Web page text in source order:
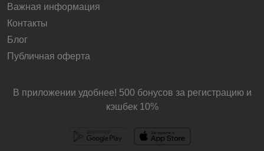
Важная информация
Контакты
Блог
Публичная оферта
В приложении удобнее! 500 бонусов за регистрацию и
кэшбек 10%